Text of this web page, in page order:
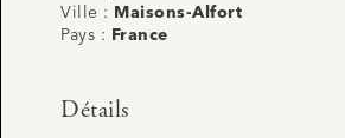
Ville :
Maisons-Alfort
Pays :
France
Détails